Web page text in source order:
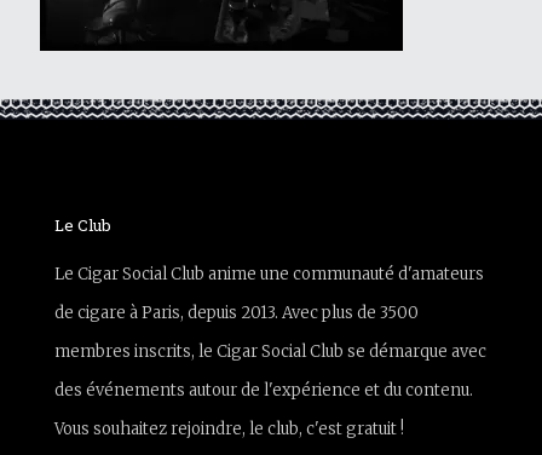
Le Club
Le Cigar Social Club anime une communauté d'amateurs
de cigare à Paris, depuis 2013. Avec plus de 3500
membres inscrits, le Cigar Social Club se démarque avec
des événements autour de l'expérience et du contenu.
Vous souhaitez rejoindre, le club, c'est gratuit !